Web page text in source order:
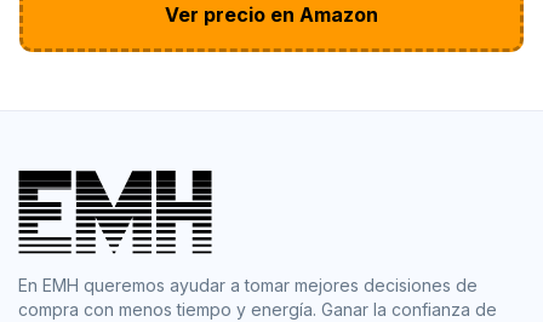
Ver precio en Amazon
En EMH queremos ayudar a tomar mejores decisiones de
compra con menos tiempo y energía. Ganar la confianza de